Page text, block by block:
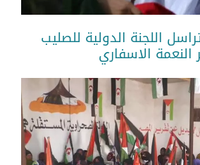
اللجنة الدولية للصليب
النعمة الاسفاري